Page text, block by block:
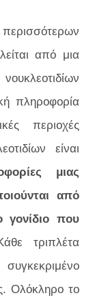
περισσότερων
από μια
πληροφορία
περιοχές
είναι
μιας
από
γονίδιο που
τριπλέτα
Ολόκληρο το